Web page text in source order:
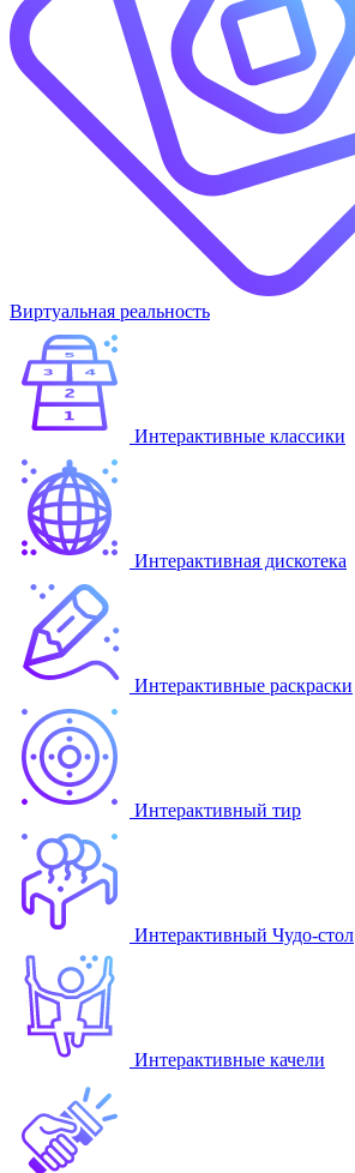
Виртуальная реальность
Интерактивные классики
Интерактивная дискотека
Интерактивные раскраски
Интерактивный тир
Интерактивный Чудо-стол
Интерактивные качели